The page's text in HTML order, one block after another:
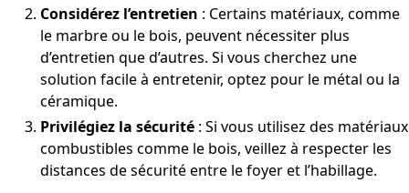
Considérez l’entretien : Certains matériaux, comme
le marbre ou le bois, peuvent nécessiter plus
d’entretien que d’autres. Si vous cherchez une
solution facile à entretenir, optez pour le métal ou la
céramique.
Privilégiez la sécurité : Si vous utilisez des matériaux
combustibles comme le bois, veillez à respecter les
distances de sécurité entre le foyer et l’habillage.